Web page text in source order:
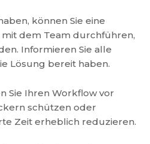
können Sie eine
dem Team durchführen,
Informieren Sie alle
Lösung bereit haben.
Sie Ihren Workflow vor
schützen oder
Zeit erheblich reduzieren.